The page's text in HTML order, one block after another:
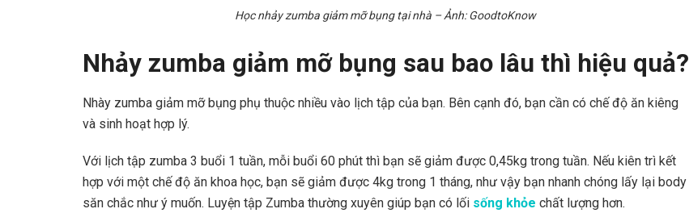
Học nhảy zumba giảm mỡ bụng tại nhà – Ảnh: GoodtoKnow
Nhảy zumba giảm mỡ bụng sau bao lâu thì hiệu quả?
Nhày zumba giảm mỡ bụng phụ thuộc nhiều vào lịch tập của bạn. Bên cạnh đó, bạn cần có chế độ ăn kiêng
và sinh hoạt hợp lý.
Với lịch tập zumba 3 buổi 1 tuần, mỗi buổi 60 phút thì bạn sẽ giảm được 0,45kg trong tuần. Nếu kiên trì kết
hợp với một chế độ ăn khoa học, bạn sẽ giảm được 4kg trong 1 tháng, như vậy bạn nhanh chóng lấy lại body
săn chắc như ý muốn. Luyện tập Zumba thường xuyên giúp bạn có lối sống khỏe chất lượng hơn.